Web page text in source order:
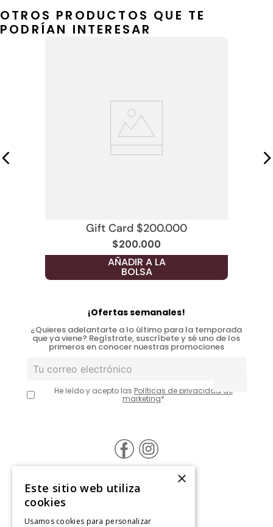
OTROS PRODUCTOS QUE TE
PODRÍAN INTERESAR
Gift Card $200.000
$200.000
AÑADIR A LA
BOLSA
¡Ofertas semanales!
¿Quieres adelantarte a lo último para la temporada
que ya viene? Regístrate, suscríbete y sé uno de los
primeros en conocer nuestras promociones
He leído y acepto las Políticas de privacidad de
marketing*
×
Este sitio web utiliza
cookies
Usamos cookies para personalizar